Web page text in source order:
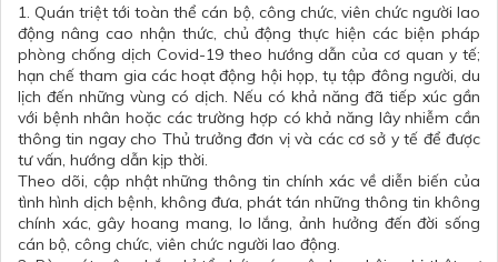
1. Quán triệt tới toàn thể cán bộ, công chức, viên chức người lao
động nâng cao nhận thức, chủ động thực hiện các biện pháp
phòng chống dịch Covid-19 theo hướng dẫn của cơ quan y tế;
hạn chế tham gia các hoạt động hội họp, tụ tập đông người, du
lịch đến những vùng có dịch. Nếu có khả năng đã tiếp xúc gần
với bệnh nhân hoặc các trường hợp có khả năng lây nhiễm cần
thông tin ngay cho Thủ trưởng đơn vị và các cơ sở y tế để được
tư vấn, hướng dẫn kịp thời.
Theo dõi, cập nhật những thông tin chính xác về diễn biến của
tình hình dịch bệnh, không đưa, phát tán những thông tin không
chính xác, gây hoang mang, lo lắng, ảnh hưởng đến đời sống
cán bộ, công chức, viên chức người lao động.